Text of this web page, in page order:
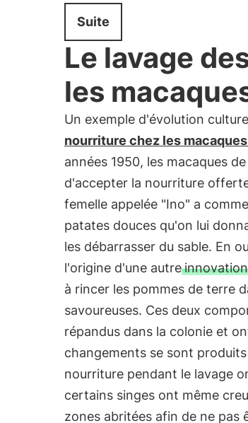
Suite
Le lavage
les
Un exemple d'évolution
nourriture chez les
années 1950, les macaques
d'accepter la nourriture
femelle appelée "Ino" a
patates douces qu'on lui
les débarrasser du sable. En
l'origine d'une autre
à rincer les pommes de terre
savoureuses. Ces deux
répandus dans la colonie et
changements se sont
nourriture pendant le lavage
certains singes ont même
zones abritées afin de ne